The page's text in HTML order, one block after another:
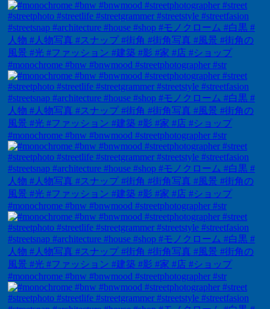
#monochrome #bnw #bnwmood #streetphotographer #str
#monochrome #bnw #bnwmood #streetphotographer #str
#monochrome #bnw #bnwmood #streetphotographer #str
#monochrome #bnw #bnwmood #streetphotographer #str